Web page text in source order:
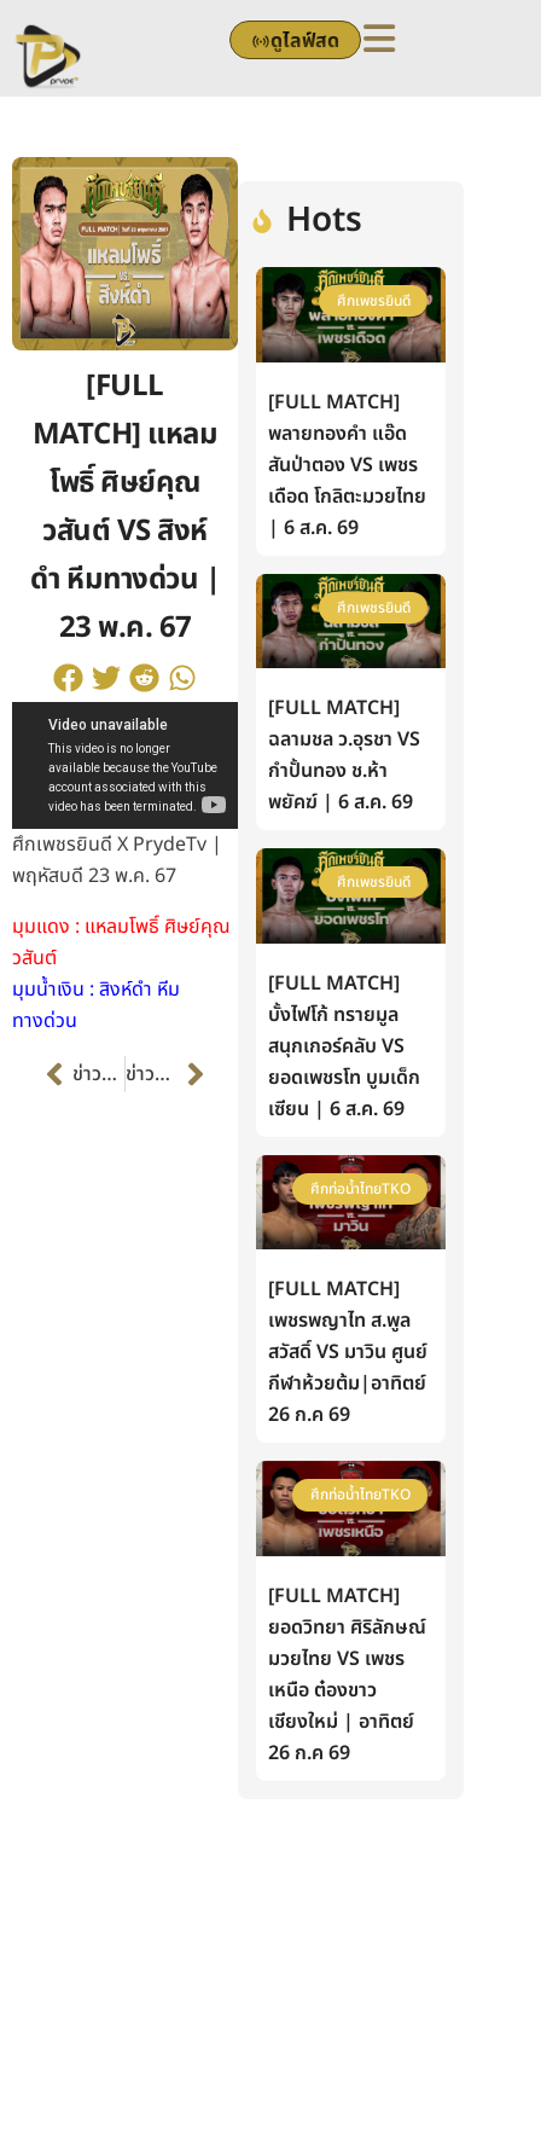
to
content
ดูไลฟ์สด
[FULL
MATCH] แหลม
โพธิ์ ศิษย์คุณ
วสันต์ VS สิงห์
ดำ หีมทางด่วน |
23 พ.ค. 67
ศึกเพชรยินดี X PrydeTv |
พฤหัสบดี 23 พ.ค. 67
มุมแดง : แหลมโพธิ์ ศิษย์คุณ
วสันต์
มุมน้ำเงิน : สิงห์ดำ หีม
ทางด่วน
Prevข่าวก่อนหน้า ข่าวต่อไป Next
Hots
ศึกเพชรยินดี
[FULL MATCH]
พลายทองคำ แอ๊ด
สันป่าตอง VS เพชร
เดือด โกลิตะมวยไทย
| 6 ส.ค. 69
ศึกเพชรยินดี
[FULL MATCH]
ฉลามชล ว.อุรชา VS
กำปั้นทอง ช.ห้า
พยัคฆ์ | 6 ส.ค. 69
ศึกเพชรยินดี
[FULL MATCH]
บั้งไฟโก้ ทรายมูล
สนุกเกอร์คลับ VS
ยอดเพชรโท บูมเด็ก
เซียน | 6 ส.ค. 69
ศึกท่อน้ำไทยTKO
[FULL MATCH]
เพชรพญาไท ส.พูล
สวัสดิ์ VS มาวิน ศูนย์
กีฬาห้วยต้ม|อาทิตย์
26 ก.ค 69
ศึกท่อน้ำไทยTKO
[FULL MATCH]
ยอดวิทยา ศิริลักษณ์
มวยไทย VS เพชร
เหนือ ต๋องขาว
เชียงใหม่ | อาทิตย์
26 ก.ค 69